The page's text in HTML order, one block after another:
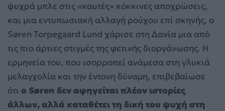
ψυχρά μπλε στις «καυτές» κόκκινες αποχρώσεις,
και μια εντυπωσιακή αλλαγή ρούχου επί σκηνής, ο
Søren Torpegaard Lund χάρισε στη Δανία μια από
τις πιο άρτιες στιγμές της φετινής διοργάνωσης. Η
ερμηνεία του, που ισορροπεί ανάμεσα στη γλυκιά
μελαγχολία και την έντονη δύναμη, επιβεβαίωσε
ότι ο Søren δεν αφηγείται πλέον ιστορίες
άλλων, αλλά καταθέτει τη δική του ψυχή στη